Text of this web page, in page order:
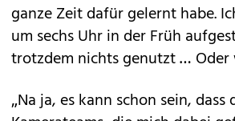
ganze Zeit dafür gelernt habe.
um sechs Uhr in der Früh
trotzdem nichts genutzt … Oder
„Na ja, es kann schon sein, dass